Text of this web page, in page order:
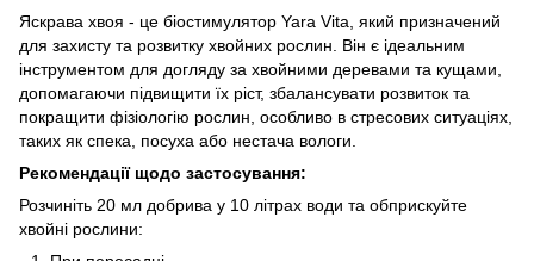
Яскрава хвоя - це біостимулятор Yara Vita, який призначений
для захисту та розвитку хвойних рослин. Він є ідеальним
інструментом для догляду за хвойними деревами та кущами,
допомагаючи підвищити їх ріст, збалансувати розвиток та
покращити фізіологію рослин, особливо в стресових ситуаціях,
таких як спека, посуха або нестача вологи.
Рекомендації щодо застосування:
Розчиніть 20 мл добрива у 10 літрах води та обприскуйте
хвойні рослини: